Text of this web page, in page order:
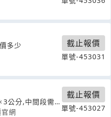
多少
截止報價
單號-453031
3公分,中間段需
網
截止報價
單號-453027